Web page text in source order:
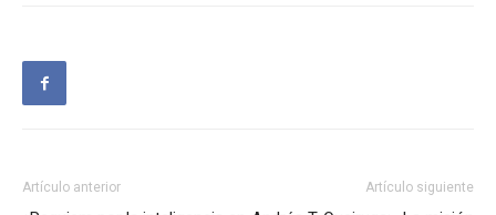
Artículo anterior Artículo siguiente